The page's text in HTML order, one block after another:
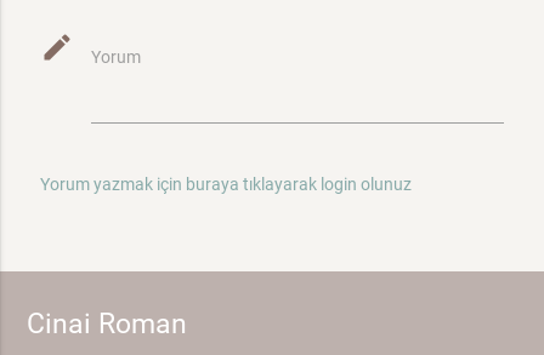
mode_edit Yorum
Yorum yazmak için buraya tıklayarak login olunuz
Cinai Roman